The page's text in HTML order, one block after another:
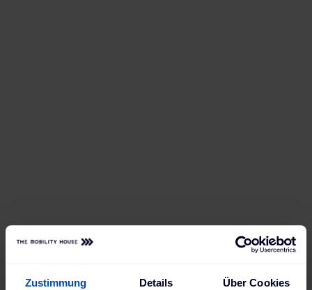
Zustimmung Details Über Cookies
neue Features runter, wann immer er sie